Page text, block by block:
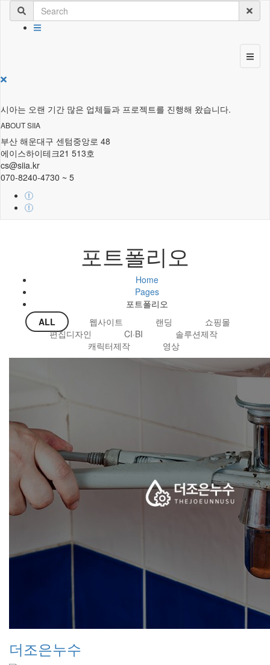
시아는 오랜 기간 많은 업체들과 프로젝트를 진행해 왔습니다.
ABOUT SIIA
부산 해운대구 센텀중앙로 48
에이스하이테크21 513호
cs@siia.kr
070-8240-4730 ~ 5
포트폴리오
Home
Pages
포트폴리오
ALL
웹사이트 랜딩
쇼핑몰
편집디자인
CI·BI
솔루션제작
캐릭터제작
영상
더조은누수